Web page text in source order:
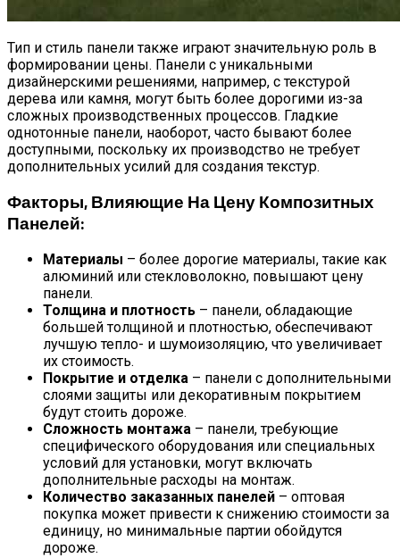
Тип и стиль панели также играют значительную роль в
формировании цены. Панели с уникальными
дизайнерскими решениями, например, с текстурой
дерева или камня, могут быть более дорогими из-за
сложных производственных процессов. Гладкие
однотонные панели, наоборот, часто бывают более
доступными, поскольку их производство не требует
дополнительных усилий для создания текстур.
Факторы, Влияющие На Цену Композитных
Панелей:
Материалы – более дорогие материалы, такие как
алюминий или стекловолокно, повышают цену
панели.
Толщина и плотность – панели, обладающие
большей толщиной и плотностью, обеспечивают
лучшую тепло- и шумоизоляцию, что увеличивает
их стоимость.
Покрытие и отделка – панели с дополнительными
слоями защиты или декоративным покрытием
будут стоить дороже.
Сложность монтажа – панели, требующие
специфического оборудования или специальных
условий для установки, могут включать
дополнительные расходы на монтаж.
Количество заказанных панелей – оптовая
покупка может привести к снижению стоимости за
единицу, но минимальные партии обойдутся
дороже.